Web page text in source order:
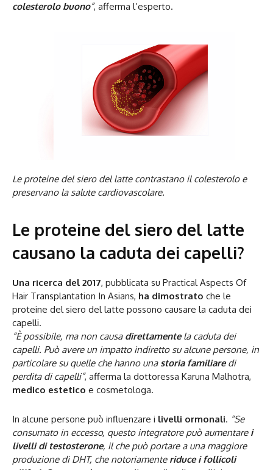
colesterolo buono”, afferma l’esperto.
Le proteine del siero del latte contrastano il colesterolo e
preservano la salute cardiovascolare.
Le proteine del siero del latte
causano la caduta dei capelli?
Una ricerca del 2017, pubblicata su Practical Aspects Of
Hair Transplantation In Asians, ha dimostrato che le
proteine del siero del latte possono causare la caduta dei
capelli.
“È possibile, ma non causa direttamentela caduta dei
capelli. Può avere un impatto indiretto su alcune persone, in
particolare su quelle che hanno una storia familiaredi
perdita di capelli”, afferma la dottoressa Karuna Malhotra,
medico estetico e cosmetologa.
In alcune persone può influenzare i livelli ormonali. “Se
consumato in eccesso, questo integratore può aumentare i
livelli di testosterone, il che può portare a una maggiore
produzione di DHT, che notoriamenteriduce i follicoli